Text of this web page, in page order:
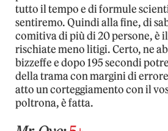
tutto il tempo e di formule
sentiremo. Quindi alla fine, di
comitiva di più di 20 persone, è
rischiate meno litigi. Certo, ne
bizzeffe e dopo 195 secondi
della trama con margini di
atto un corteggiamento con il
poltrona, è fatta.